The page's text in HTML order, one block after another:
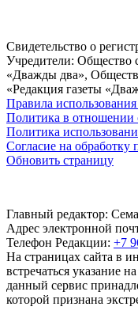
Свидетельство о
Учредители: Общество
«Дважды два»,
«Редакция газеты
Правила
Политика в отношении
Политика
Согласие на
Обновить страницу
Главный редактор:
Адрес электронной
Телефон Редакции: +7
На страницах сайта в
встречаться указание
данный сервис
которой признана